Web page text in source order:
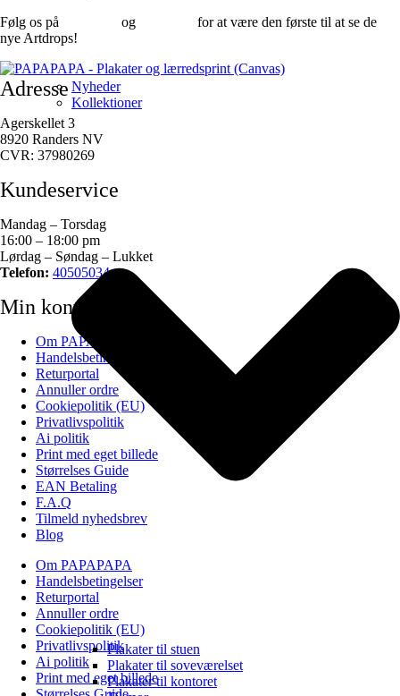
Nyheder
Kollektioner
Plakater til stuen
Plakater til soveværelset
Plakater til kontoret
Følg os på og
for at være den første til at se de
nye Artdrops!
Adresse
Agerskellet 3
8920 Randers NV
CVR: 37980269
Kundeservice
Mandag – Torsdag
16:00 – 18:00 pm
Lørdag – Søndag – Lukket
Telefon: 40505034
Min konto
Om PAPAPAPA
Handelsbetingelser
Returportal
Annuller ordre
Cookiepolitik (EU)
Privatlivspolitik
Ai politik
Print med eget billede
Størrelses Guide
EAN Betaling
F.A.Q
Tilmeld nyhedsbrev
Blog
Om PAPAPAPA
Handelsbetingelser
Returportal
Annuller ordre
Cookiepolitik (EU)
Privatlivspolitik
Ai politik
Print med eget billede